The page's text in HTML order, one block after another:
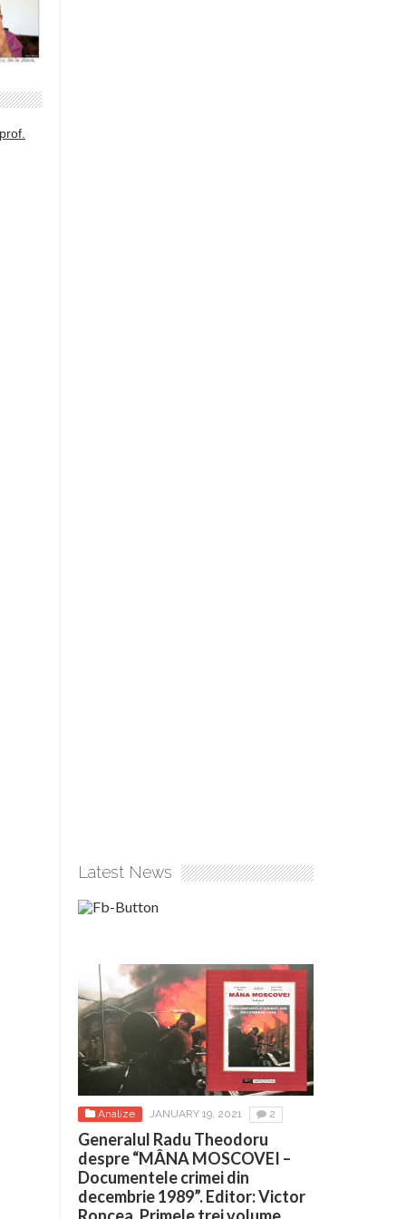
Latest News
Analize JANUARY 19, 2021 2
Generalul Radu Theodoru
despre “MÂNA MOSCOVEI –
Documentele crimei din
decembrie 1989”. Editor: Victor